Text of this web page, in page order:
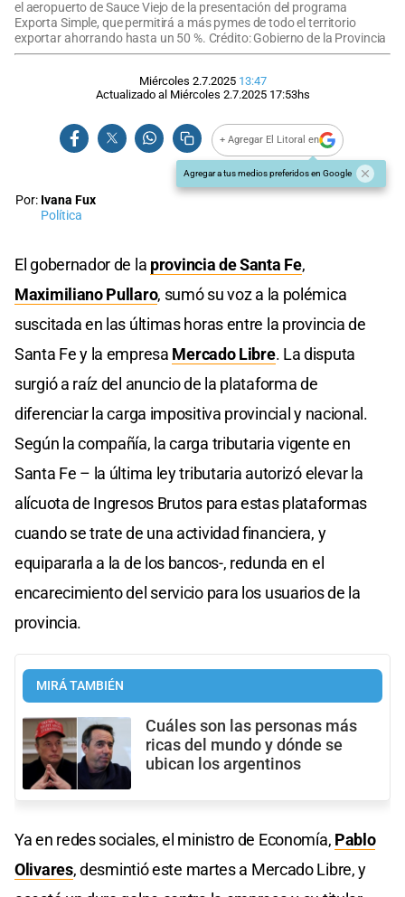
el aeropuerto de Sauce Viejo de la presentación del programa
Exporta Simple, que permitirá a más pymes de todo el territorio
exportar ahorrando hasta un 50 %. Crédito: Gobierno de la Provincia
Miércoles 2.7.2025 13:47
Actualizado al Miércoles 2.7.2025 17:53hs
+ Agregar El Litoral en
Agregar a tus medios preferidos en Google
Por: Ivana Fux
Política
El gobernador de la provincia de Santa Fe,
Maximiliano Pullaro, sumó su voz a la polémica
suscitada en las últimas horas entre la provincia de
Santa Fe y la empresa Mercado Libre. La disputa
surgió a raíz del anuncio de la plataforma de
diferenciar la carga impositiva provincial y nacional.
Según la compañía, la carga tributaria vigente en
Santa Fe – la última ley tributaria autorizó elevar la
alícuota de Ingresos Brutos para estas plataformas
cuando se trate de una actividad financiera, y
equipararla a la de los bancos-, redunda en el
encarecimiento del servicio para los usuarios de la
provincia.
MIRÁ TAMBIÉN
Cuáles son las personas más
ricas del mundo y dónde se
ubican los argentinos
Ya en redes sociales, el ministro de Economía, Pablo
Olivares, desmintió este martes a Mercado Libre, y